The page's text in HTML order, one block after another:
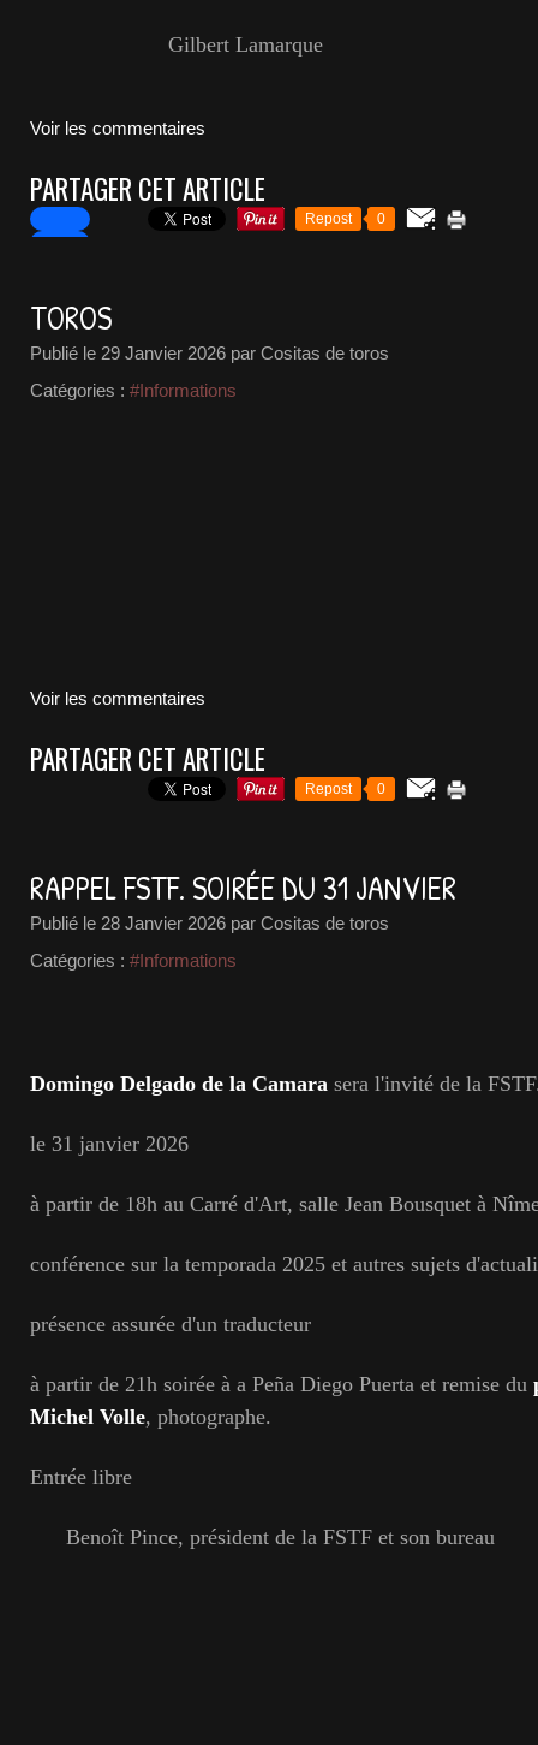
Gilbert Lamarque
Voir les commentaires
PARTAGER CET ARTICLE
Repost 0
TOROS
Publié le 29 Janvier 2026 par Cositas de toros
Catégories : #Informations
Voir les commentaires
PARTAGER CET ARTICLE
Repost 0
RAPPEL FSTF. SOIRÉE DU 31 JANVIER
Publié le 28 Janvier 2026 par Cositas de toros
Catégories : #Informations
Domingo Delgado de la Camara sera l'invité de la
le 31 janvier 2026
à partir de 18h au Carré d'Art, salle Jean Bousquet à
conférence sur la temporada 2025 et autres sujets
présence assurée d'un traducteur
à partir de 21h soirée à a Peña Diego Puerta et remise du
Michel Volle, photographe.
Entrée libre
Benoît Pince, président de la FSTF et son bureau